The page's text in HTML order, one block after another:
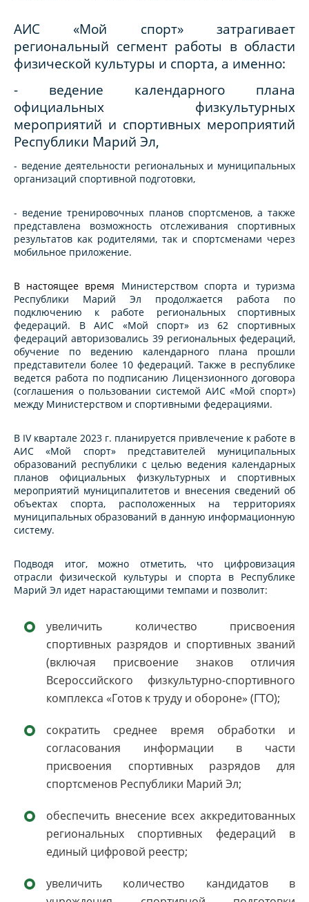
АИС «Мой спорт» затрагивает
региональный сегмент работы в области
физической культуры и спорта, а именно:
- ведение календарного плана
официальных физкультурных
мероприятий и спортивных мероприятий
Республики Марий Эл,
- ведение деятельности региональных и муниципальных
организаций спортивной подготовки,
- ведение тренировочных планов спортсменов, а также
представлена возможность отслеживания спортивных
результатов как родителями, так и спортсменами через
мобильное приложение.
В настоящее время Министерством спорта и туризма
Республики Марий Эл продолжается работа по
подключению к работе региональных спортивных
федераций. В АИС «Мой спорт» из 62 спортивных
федераций авторизовались 39 региональных федераций,
обучение по ведению календарного плана прошли
представители более 10 федераций. Также в республике
ведется работа по подписанию Лицензионного договора
(соглашения о пользовании системой АИС «Мой спорт»)
между Министерством и спортивными федерациями.
В IVквартале 2023 г. планируется привлечение к работе в
АИС «Мой спорт» представителей муниципальных
образований республики с целью ведения календарных
планов официальных физкультурных и спортивных
мероприятий муниципалитетов и внесения сведений об
объектах спорта, расположенных на территориях
муниципальных образований в данную информационную
систему.
Подводя итог, можно отметить, что цифровизация
отрасли физической культуры и спорта в Республике
Марий Эл идет нарастающими темпами и позволит:
увеличить количество присвоения
спортивных разрядов и спортивных званий
(включая присвоение знаков отличия
Всероссийского физкультурно-спортивного
комплекса «Готов к труду и обороне» (ГТО);
сократить среднее время обработки и
согласования информации в части
присвоения спортивных разрядов для
спортсменов Республики Марий Эл;
обеспечить внесение всех аккредитованных
региональных спортивных федераций в
единый цифровой реестр;
увеличить количество кандидатов в